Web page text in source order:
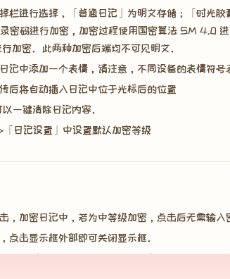
栏进行选择，「普通日记」为明文存储；「时光
密码进行加密，加密过程使用国密算法 SM 4.0
加密。此两种加密后端均不可见明文。
记中添加一个表情，请注意，不同设备的表情符号
后将自动插入日记中位于光标后的位置
一键清除日记内容。
日记设置」中设置默认加密等级
，加密日记中，若为中等级加密，点击后无需输
点击显示框外部即可关闭显示框。